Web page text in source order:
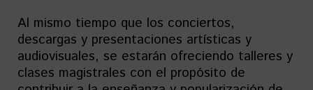
Al mismo tiempo que los conciertos,
descargas y presentaciones artísticas y
audiovisuales, se estarán ofreciendo talleres y
clases magistrales con el propósito de